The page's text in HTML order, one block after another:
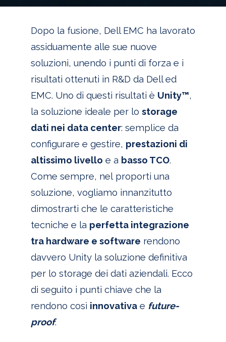
Dopo la fusione, Dell EMC ha lavorato
assiduamente alle sue nuove
soluzioni, unendo i punti di forza e i
risultati ottenuti in R&D da Dell ed
EMC. Uno di questi risultati è Unity™,
la soluzione ideale per lo storage
dati nei data center: semplice da
configurare e gestire, prestazioni di
altissimo livello e a basso TCO.
Come sempre, nel proporti una
soluzione, vogliamo innanzitutto
dimostrarti che le caratteristiche
tecniche e la perfetta integrazione
tra hardware e software rendono
davvero Unity la soluzione definitiva
per lo storage dei dati aziendali. Ecco
di seguito i punti chiave che la
rendono così innovativae future-
proof.